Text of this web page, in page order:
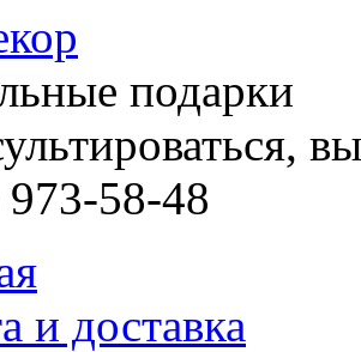
подарки
58-48
и доставка